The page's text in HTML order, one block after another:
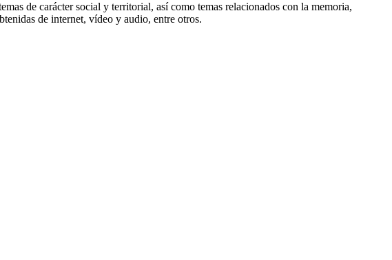
de carácter social y territorial, así como temas relacionados con la memoria,
de internet, vídeo y audio, entre otros.